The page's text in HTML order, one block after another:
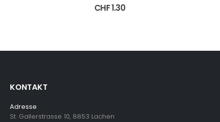
0out of 5
CHF1.30
KONTAKT
Adresse
St. Gallerstrasse 10, 8853 Lachen